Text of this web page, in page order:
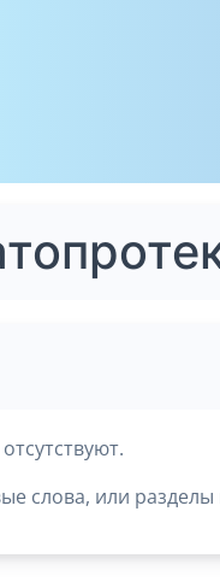
слова, или разделы